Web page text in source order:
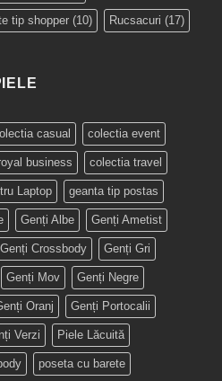
tip shopper (10) Rucsacuri (17)
casual colectia event
business colectia travel
Laptop geanta tip postas
Genți Albe Genți Ametist
Genți Crossbody Genți Gri
Genți Mov Genți Negre
Oranj Genți Portocalii
Verzi Piele Lăcuită
poseta cu barete